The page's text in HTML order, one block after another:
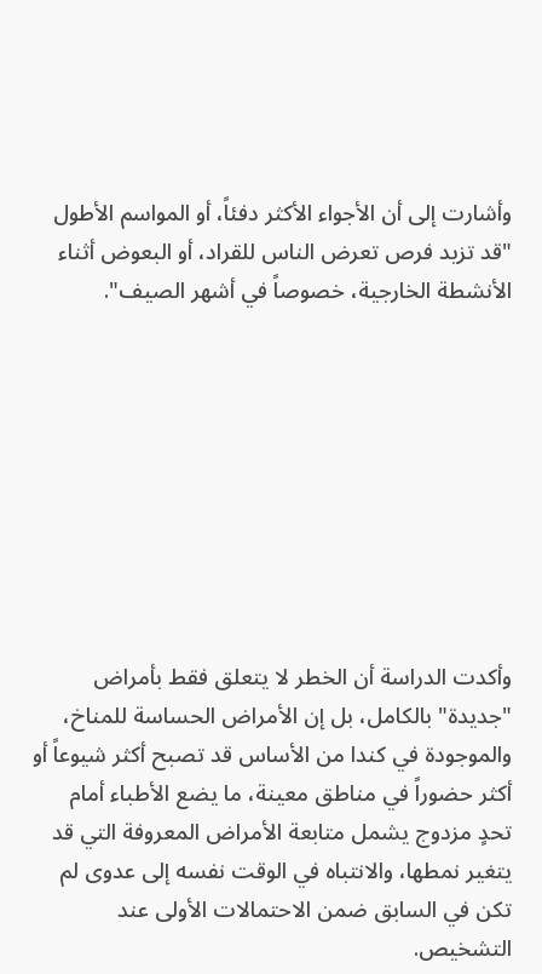
وأشارت إلى أن الأجواء الأكثر دفئاً، أو المواسم الأطول
"قد تزيد فرص تعرض الناس للقراد، أو البعوض أثناء
الأنشطة الخارجية، خصوصاً في أشهر الصيف".
وأكدت الدراسة أن الخطر لا يتعلق فقط بأمراض
"جديدة" بالكامل، بل إن الأمراض الحساسة للمناخ،
والموجودة في كندا من الأساس قد تصبح أكثر شيوعاً أو
أكثر حضوراً في مناطق معينة، ما يضع الأطباء أمام
تحدٍ مزدوج يشمل متابعة الأمراض المعروفة التي قد
يتغير نمطها، والانتباه في الوقت نفسه إلى عدوى لم
تكن في السابق ضمن الاحتمالات الأولى عند
التشخيص.